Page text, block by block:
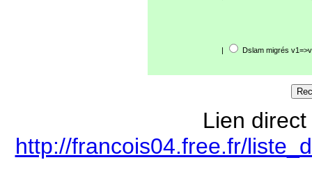
| Dslam migrés
Lien
http://francois04.free.fr/